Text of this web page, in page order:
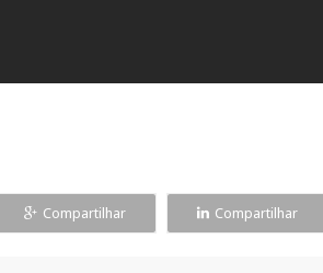
Compartilhar Compartilhar